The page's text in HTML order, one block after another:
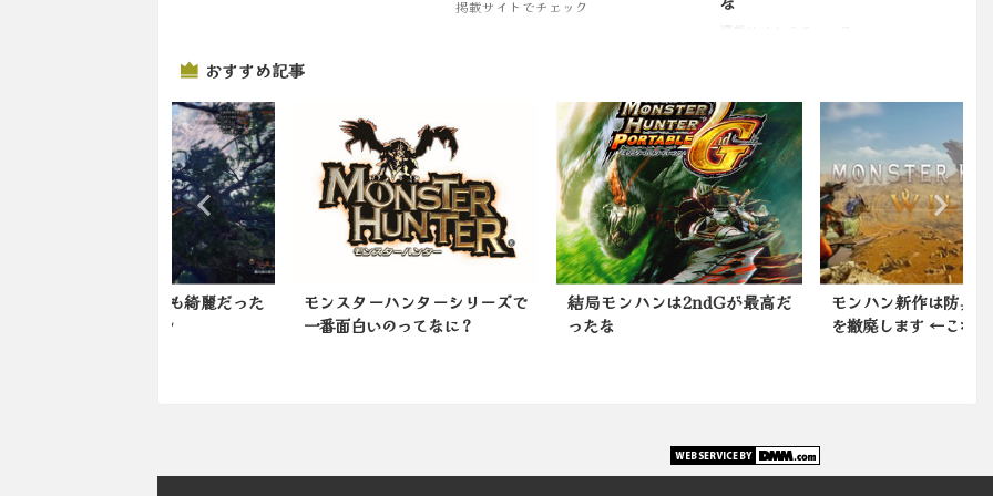
掲載サイトでチェック
掲載サイトでチェック
おすすめ記事
モンスターハンターシリーズで
一番面白いのってなに？
結局モンハンは2ndGが最高だ
ったな
モンハン新作は防具の男女制限
を撤廃します ←これｗｗｗ